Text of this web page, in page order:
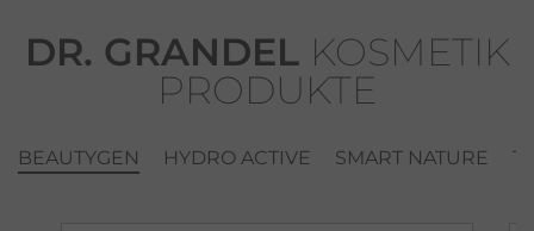
DR. GRANDEL KOSMETIK
PRODUKTE
BEAUTYGEN HYDRO ACTIVE SMART NATURE